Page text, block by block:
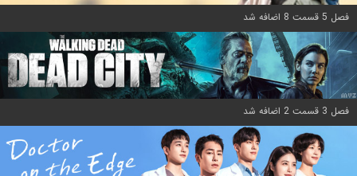
فصل 5 قسمت 8 اضافه شد
فصل 3 قسمت 2 اضافه شد